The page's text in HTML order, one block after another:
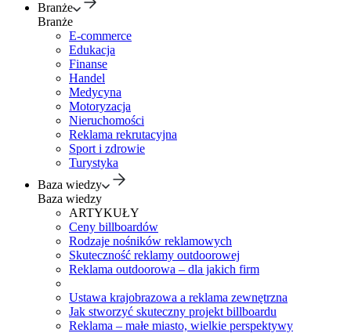
Branże
Branże
E-commerce
Edukacja
Finanse
Handel
Medycyna
Motoryzacja
Nieruchomości
Reklama rekrutacyjna
Sport i zdrowie
Turystyka
Baza wiedzy
Baza wiedzy
ARTYKUŁY
Ceny billboardów
Rodzaje nośników reklamowych
Skuteczność reklamy outdoorowej
Reklama outdoorowa – dla jakich firm
Ustawa krajobrazowa a reklama zewnętrzna
Jak stworzyć skuteczny projekt billboardu
Reklama – małe miasto, wielkie perspektywy